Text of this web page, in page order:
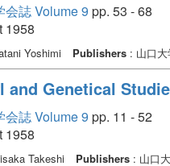
会誌 Volume 9 pp. 53 - 68
1958
Yoshimi Publishers: 山口大
and Genetical
会誌 Volume 9 pp. 11 - 52
1958
Takeshi Publishers: 山口